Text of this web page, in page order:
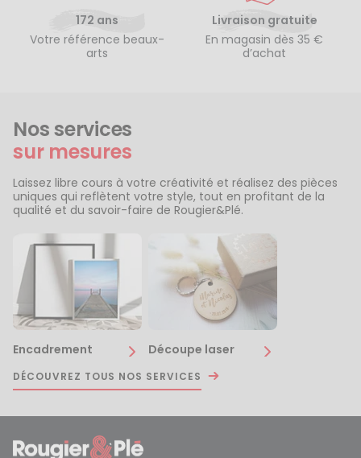
172 ans
Votre référence beaux-
arts
Livraison gratuite
En magasin dès 35 €
d’achat
Nos services
sur mesures
Laissez libre cours à votre créativité et réalisez des pièces
uniques qui reflètent votre style, tout en profitant de la
qualité et du savoir-faire de Rougier&Plé.
Encadrement Découpe laser
DÉCOUVREZ TOUS NOS SERVICES